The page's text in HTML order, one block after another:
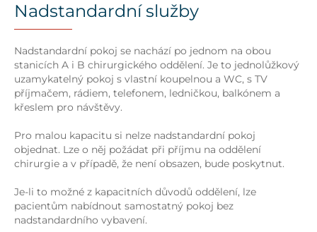
Nadstandardní služby
Nadstandardní pokoj se nachází po jednom na obou
stanicích A i B chirurgického oddělení. Je to jednolůžkový
uzamykatelný pokoj s vlastní koupelnou a WC, s TV
příjmačem, rádiem, telefonem, ledničkou, balkónem a
křeslem pro návštěvy.
Pro malou kapacitu si nelze nadstandardní pokoj
objednat. Lze o něj požádat při příjmu na oddělení
chirurgie a v případě, že není obsazen, bude poskytnut.
Je-li to možné z kapacitních důvodů oddělení, lze
pacientům nabídnout samostatný pokoj bez
nadstandardního vybavení.